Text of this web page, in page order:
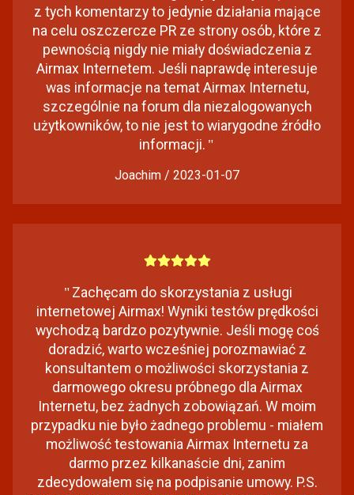
z tych komentarzy to jedynie działania mające
na celu oszczercze PR ze strony osób, które z
pewnością nigdy nie miały doświadczenia z
Airmax Internetem. Jeśli naprawdę interesuje
was informacje na temat Airmax Internetu,
szczególnie na forum dla niezalogowanych
użytkowników, to nie jest to wiarygodne źródło
informacji. "
Joachim / 2023-01-07
" Zachęcam do skorzystania z usługi
internetowej Airmax! Wyniki testów prędkości
wychodzą bardzo pozytywnie. Jeśli mogę coś
doradzić, warto wcześniej porozmawiać z
konsultantem o możliwości skorzystania z
darmowego okresu próbnego dla Airmax
Internetu, bez żadnych zobowiązań. W moim
przypadku nie było żadnego problemu - miałem
możliwość testowania Airmax Internetu za
darmo przez kilkanaście dni, zanim
zdecydowałem się na podpisanie umowy. P.S.